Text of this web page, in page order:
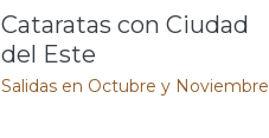
Cataratas con Ciudad
del Este
Salidas en Octubre y Noviembre